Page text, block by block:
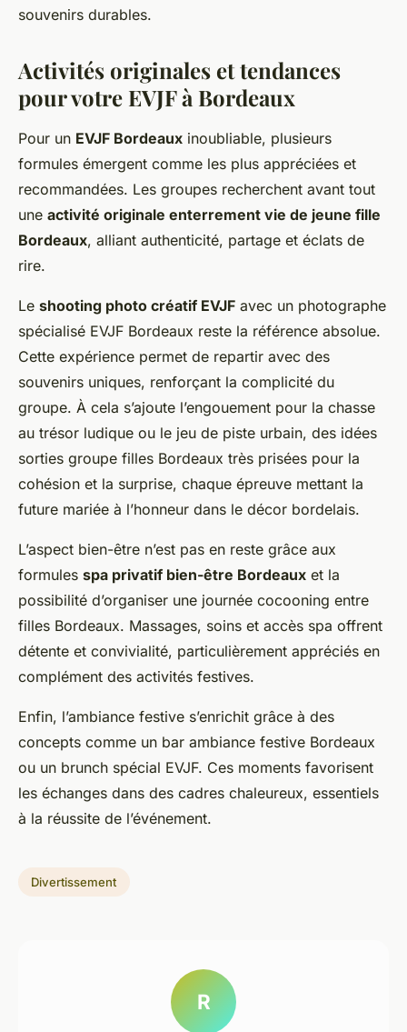
souvenirs durables.
Activités originales et tendances
pour votre EVJF à Bordeaux
Pour un EVJF Bordeaux inoubliable, plusieurs
formules émergent comme les plus appréciées et
recommandées. Les groupes recherchent avant tout
une activité originale enterrement vie de jeune fille
Bordeaux, alliant authenticité, partage et éclats de
rire.
Le shooting photo créatif EVJF avec un photographe
spécialisé EVJF Bordeaux reste la référence absolue.
Cette expérience permet de repartir avec des
souvenirs uniques, renforçant la complicité du
groupe. À cela s’ajoute l’engouement pour la chasse
au trésor ludique ou le jeu de piste urbain, des idées
sorties groupe filles Bordeaux très prisées pour la
cohésion et la surprise, chaque épreuve mettant la
future mariée à l’honneur dans le décor bordelais.
L’aspect bien-être n’est pas en reste grâce aux
formules spa privatif bien-être Bordeaux et la
possibilité d’organiser une journée cocooning entre
filles Bordeaux. Massages, soins et accès spa offrent
détente et convivialité, particulièrement appréciés en
complément des activités festives.
Enfin, l’ambiance festive s’enrichit grâce à des
concepts comme un bar ambiance festive Bordeaux
ou un brunch spécial EVJF. Ces moments favorisent
les échanges dans des cadres chaleureux, essentiels
à la réussite de l’événement.
Divertissement
R